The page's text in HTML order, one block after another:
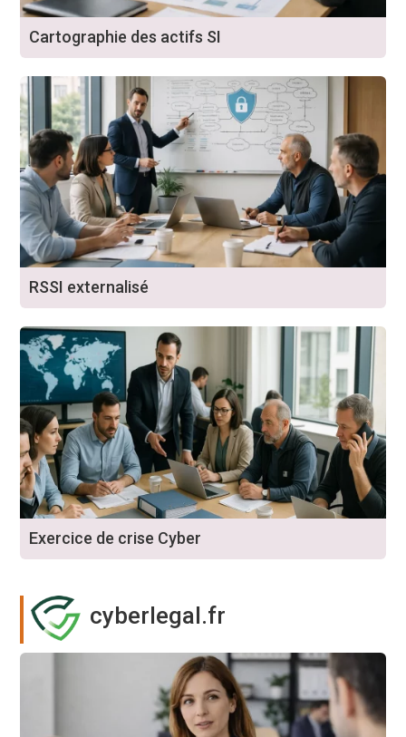
Cartographie des actifs SI
RSSI externalisé
Exercice de crise Cyber
cyberlegal.fr